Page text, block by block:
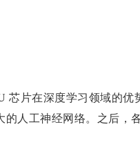
在深度学习领域的优
人工神经网络。之后，